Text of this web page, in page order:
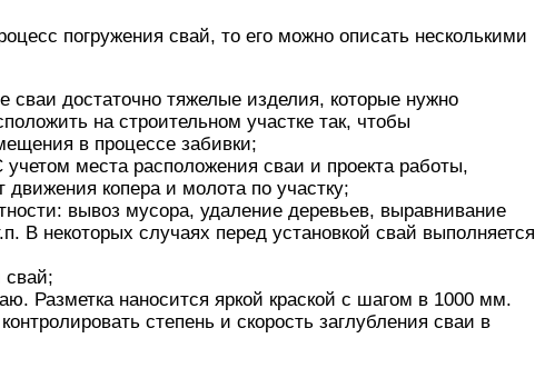
погружения свай, то его можно описать несколькими
сваи достаточно тяжелые изделия, которые нужно
на строительном участке так, чтобы
в процессе забивки;
учетом места расположения сваи и проекта работы,
движения копера и молота по участку;
вывоз мусора, удаление деревьев, выравнивание
В некоторых случаях перед установкой свай выполняется
свай;
Разметка наносится яркой краской с шагом в 1000 мм.
степень и скорость заглубления сваи в